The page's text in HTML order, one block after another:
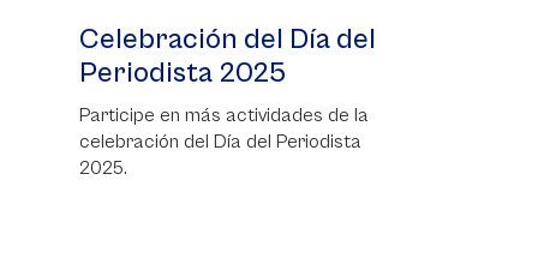
Celebración del Día del
Periodista 2025
Participe en más actividades de la
celebración del Día del Periodista
2025.